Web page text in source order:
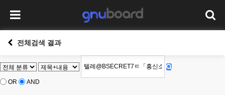
전체검색 결과
OR AND